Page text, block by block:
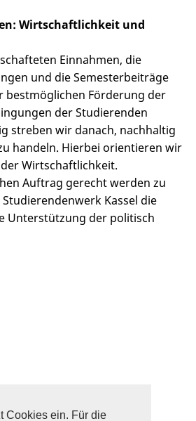
Cookies ein. Für die
Wirtschaftlichkeit und
Einnahmen, die
und die Semesterbeiträge
bestmöglichen Förderung der
der Studierenden
streben wir danach, nachhaltig
handeln. Hierbei orientieren wir
Wirtschaftlichkeit.
Auftrag gerecht werden zu
Kassel die
Unterstützung der politisch